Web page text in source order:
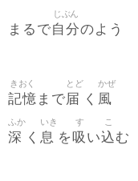
まるで自分
じぶん
のよう
記憶
きおく
まで届
とど
く 風
かぜ
深
ふか
く 息
いき
を吸
す
い込
こ
む